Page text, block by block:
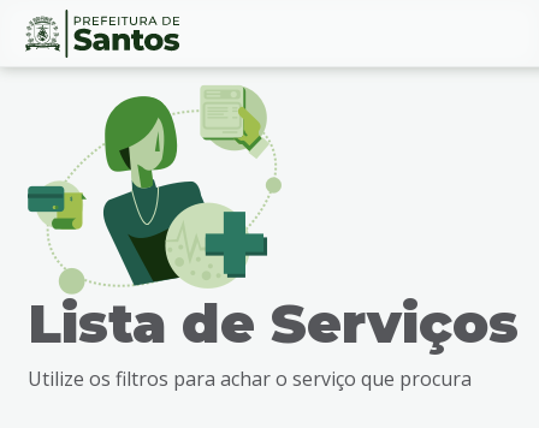
Ir
busca
Conteúdo
Lista de Serviços
Utilize os filtros para achar o serviço que procura